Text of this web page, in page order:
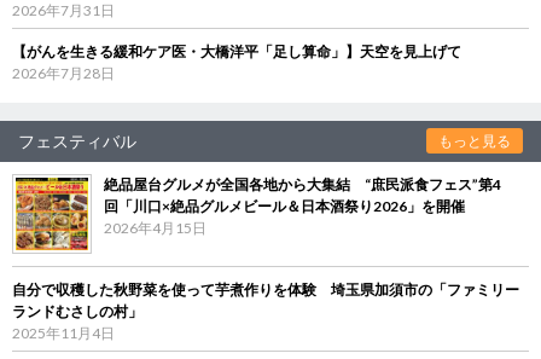
2026年7月31日
【がんを生きる緩和ケア医・大橋洋平「足し算命」】天空を見上げて
2026年7月28日
フェスティバル もっと見る
絶品屋台グルメが全国各地から大集結 “庶民派食フェス”第4
回「川口×絶品グルメビール＆日本酒祭り2026」を開催
2026年4月15日
自分で収穫した秋野菜を使って芋煮作りを体験 埼玉県加須市の「ファミリー
ランドむさしの村」
2025年11月4日